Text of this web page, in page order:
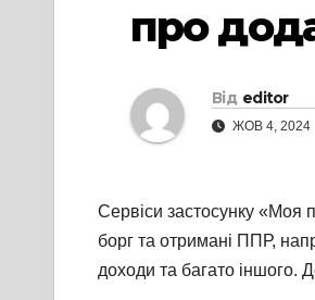
про
Від editor
ЖОВ 4, 2024
Сервіси застосунку «Моя
борг та отримані ППР,
доходи та багато іншого.